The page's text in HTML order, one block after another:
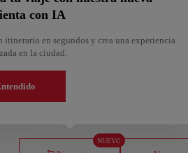
¿Quieres más ideas? Obtén un itinerario
NUEVO
con IA
itinerario en segundos y crea una experiencia
en la ciudad.